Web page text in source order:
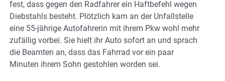
fest, dass gegen den Radfahrer ein Haftbefehl wegen
Diebstahls besteht. Plötzlich kam an der Unfallstelle
eine 55-jährige Autofahrerin mit ihrem Pkw wohl mehr
zufällig vorbei. Sie hielt ihr Auto sofort an und sprach
die Beamten an, dass das Fahrrad vor ein paar
Minuten ihrem Sohn gestohlen worden sei.